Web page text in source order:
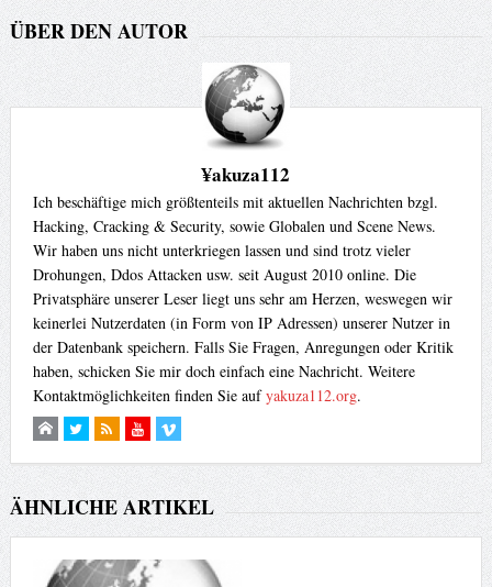
ÜBER DEN AUTOR
¥akuza112
Ich beschäftige mich größtenteils mit aktuellen Nachrichten bzgl.
Hacking, Cracking & Security, sowie Globalen und Scene News.
Wir haben uns nicht unterkriegen lassen und sind trotz vieler
Drohungen, Ddos Attacken usw. seit August 2010 online. Die
Privatsphäre unserer Leser liegt uns sehr am Herzen, weswegen wir
keinerlei Nutzerdaten (in Form von IP Adressen) unserer Nutzer in
der Datenbank speichern. Falls Sie Fragen, Anregungen oder Kritik
haben, schicken Sie mir doch einfach eine Nachricht. Weitere
Kontaktmöglichkeiten finden Sie aufyakuza112.org.
ÄHNLICHE ARTIKEL